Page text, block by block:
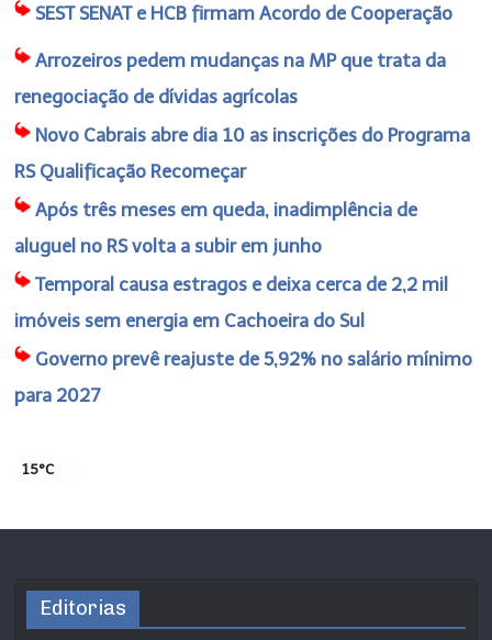
SEST SENAT e HCB firmam Acordo de Cooperação
Arrozeiros pedem mudanças na MP que trata da
renegociação de dívidas agrícolas
Novo Cabrais abre dia 10 as inscrições do Programa
RS Qualificação Recomeçar
Após três meses em queda, inadimplência de
aluguel no RS volta a subir em junho
Temporal causa estragos e deixa cerca de 2,2 mil
imóveis sem energia em Cachoeira do Sul
Governo prevê reajuste de 5,92% no salário mínimo
para 2027
15°C
Editorias